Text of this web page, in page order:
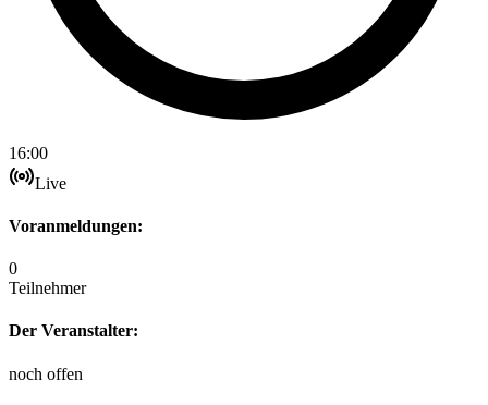
16:00
Live
Voranmeldungen:
0
Teilnehmer
Der Veranstalter:
noch offen